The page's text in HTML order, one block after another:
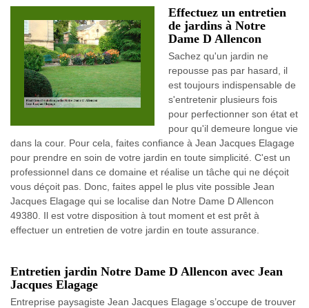
Effectuez un entretien
de jardins à Notre
Dame D Allencon
Sachez qu'un jardin ne
repousse pas par hasard, il
est toujours indispensable de
s'entretenir plusieurs fois
pour perfectionner son état et
pour qu'il demeure longue vie
dans la cour. Pour cela, faites confiance à Jean Jacques Elagage
pour prendre en soin de votre jardin en toute simplicité. C'est un
professionnel dans ce domaine et réalise un tâche qui ne déçoit
vous déçoit pas. Donc, faites appel le plus vite possible Jean
Jacques Elagage qui se localise dan Notre Dame D Allencon
49380. Il est votre disposition à tout moment et est prêt à
effectuer un entretien de votre jardin en toute assurance.
Entretien jardin Notre Dame D Allencon avec Jean
Jacques Elagage
Entreprise paysagiste Jean Jacques Elagage s’occupe de trouver